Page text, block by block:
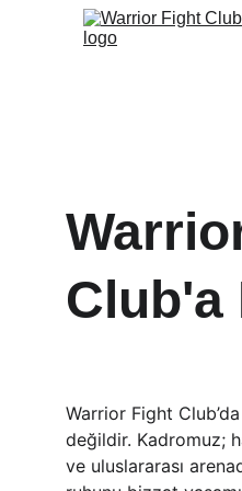
Club'a
Warrior Fight
değildir. Kadromuz;
ve uluslararası